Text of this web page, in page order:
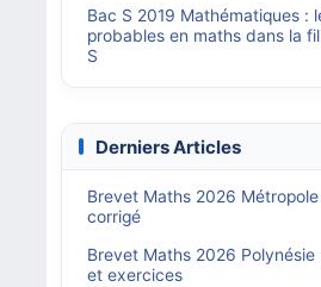
Bac S 2019 Mathématiques :
probables en maths dans la
S
Derniers Articles
Brevet Maths 2026
corrigé
Brevet Maths 2026 Polynésie
et exercices